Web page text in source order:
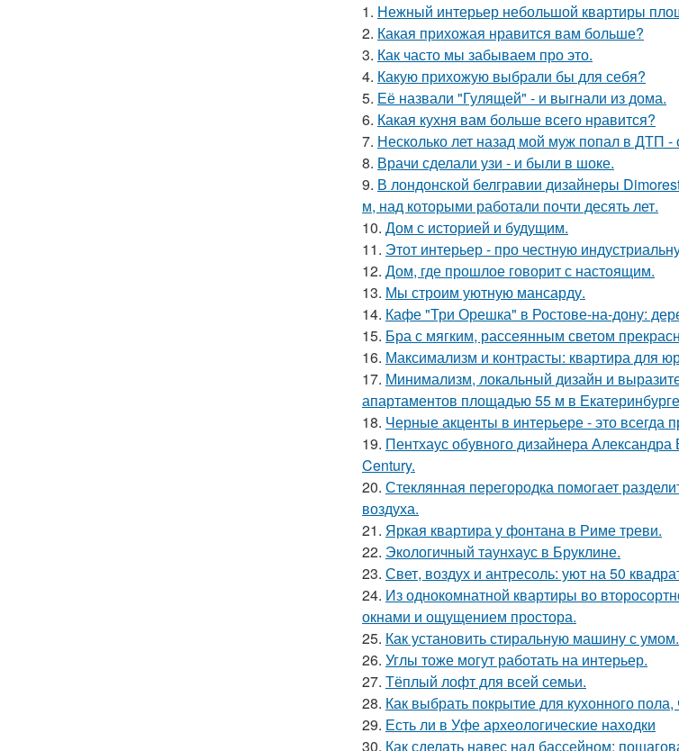
1. Нежный интерьер небольшой квартиры
2. Какая прихожая нравится вам больше?
3. Как часто мы забываем про это.
4. Какую прихожую выбрали бы для себя?
5. Её назвали "Гулящей" - и выгнали из дома.
6. Какая кухня вам больше всего нравится?
7. Несколько лет назад мой муж попал в ДТП
8. Врачи сделали узи - и были в шоке.
9. В лондонской белгравии дизайнеры
м, над которыми работали почти десять лет.
10. Дом с историей и будущим.
11. Этот интерьер - про честную
12. Дом, где прошлое говорит с настоящим.
13. Мы строим уютную мансарду.
14. Кафе "Три Орешка" в Ростове-на-дону:
15. Бра с мягким, рассеянным светом
16. Максимализм и контрасты: квартира для
17. Минимализм, локальный дизайн и
апартаментов площадью 55 м в
18. Черные акценты в интерьере - это всегда
19. Пентхаус обувного дизайнера
Century.
20. Стеклянная перегородка помогает
воздуха.
21. Яркая квартира у фонтана в Риме треви.
22. Экологичный таунхаус в Бруклине.
23. Свет, воздух и антресоль: уют на 50
24. Из однокомнатной квартиры во
окнами и ощущением простора.
25. Как установить стиральную машину с умом.
26. Углы тоже могут работать на интерьер.
27. Тёплый лофт для всей семьи.
28. Как выбрать покрытие для кухонного
29. Есть ли в Уфе археологические находки
30. Как сделать навес над бассейном: